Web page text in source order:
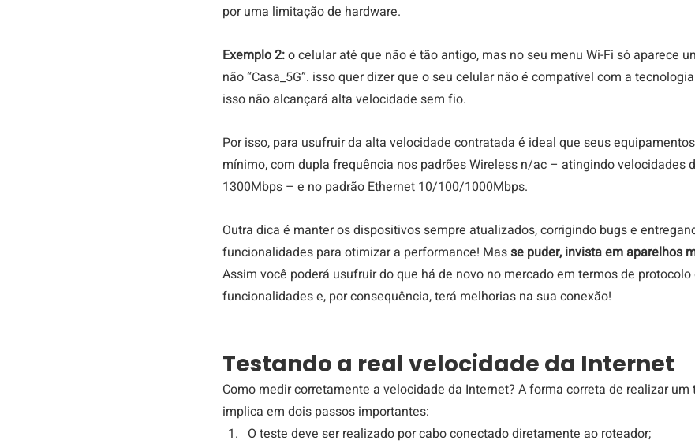
por uma limitação de hardware.
Exemplo 2: o celular até que não é tão antigo, mas no seu menu Wi-Fi só aparece
não “Casa_5G”. isso quer dizer que o seu celular não é compatível com a
isso não alcançará alta velocidade sem fio.
Por isso, para usufruir da alta velocidade contratada é ideal que seus
mínimo, com dupla frequência nos padrões Wireless n/ac – atingindo velocidades
1300Mbps – e no padrão Ethernet 10/100/1000Mbps.
Outra dica é manter os dispositivos sempre atualizados, corrigindo bugs e
funcionalidades para otimizar a performance! Mas se puder, invista em aparelhos
Assim você poderá usufruir do que há de novo no mercado em termos de protocolo
funcionalidades e, por consequência, terá melhorias na sua conexão!
Testando a real velocidade da Internet
Como medir corretamente a velocidade da Internet? A forma correta de realizar
implica em dois passos importantes:
O teste deve ser realizado por cabo conectado diretamente ao roteador;